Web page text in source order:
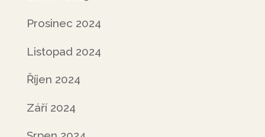
Prosinec 2024
Listopad 2024
Říjen 2024
Září 2024